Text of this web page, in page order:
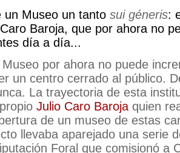
un Museo un tanto sui géneris:
Baroja, que por ahora no
día a día...
por ahora no puede
un centro cerrado al público.
La trayectoria de esta
Julio Caro Baroja quien
de un museo de estas
llevaba aparejado una serie
Foral que comisionó a